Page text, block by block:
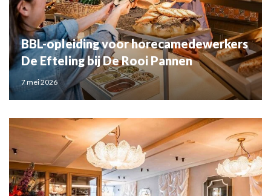
BBL-opleiding voor horecamedewerkers
De Efteling bij De Rooi Pannen
7 mei 2026